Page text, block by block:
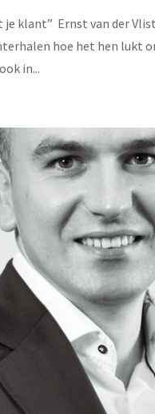
klant” ​ Ernst van der
hoe het hen lukt
in...